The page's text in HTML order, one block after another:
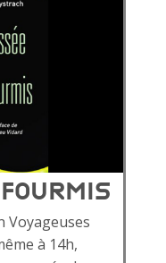
Voyageuses
à 14h,